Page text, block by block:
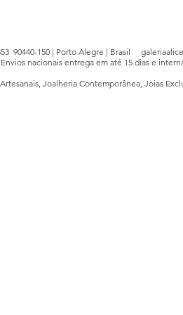
90440-150 | Porto Alegre | Brasil
Envios nacionais entrega em até 15 dias e
Joalheria Contemporânea, Joias